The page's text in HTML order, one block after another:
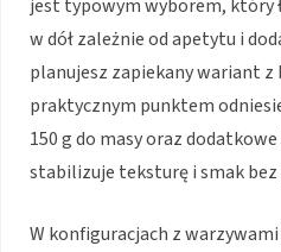
jest typowym wyborem, który
w dół zależnie od apetytu i
planujesz zapiekany wariant z
praktycznym punktem
150 g do masy oraz
stabilizuje teksturę i smak bez
W konfiguracjach z